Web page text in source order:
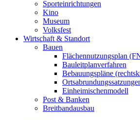
Sporteinrichtungen
Kino
Museum
Volksfest
Wirtschaft & Standort
Bauen
Flächennutzungsplan
Bauleitplanverfahren
Bebauungspläne
Einheimischenmodell
Post & Banken
Breitbandausbau